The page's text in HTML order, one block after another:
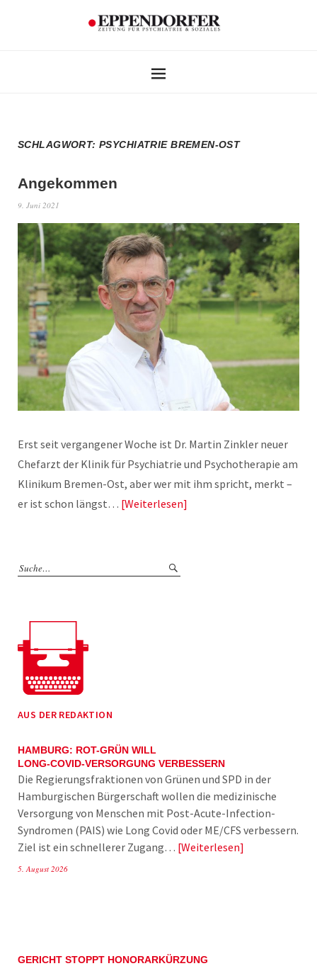
SCHLAGWORT:PSYCHIATRIE BREMEN-OST
Angekommen
9. Juni 2021
Erst seit vergangener Woche ist Dr. Martin Zinkler neuer
Chefarzt der Klinik für Psychiatrie und Psychotherapie am
Klinikum Bremen-Ost, aber wer mit ihm spricht, merkt –
er ist schon längst… Weiterlesen
AUS DER REDAKTION
HAMBURG: ROT-GRÜN WILL
LONG-COVID-VERSORGUNG VERBESSERN
Die Regierungsfraktionen von Grünen und SPD in der
Hamburgischen Bürgerschaft wollen die medizinische
Versorgung von Menschen mit Post-Acute-Infection-
Syndromen (PAIS) wie Long Covid oder ME/CFS verbessern.
Ziel ist ein schnellerer Zugang… Weiterlesen
5. August 2026
GERICHT STOPPT HONORARKÜRZUNG